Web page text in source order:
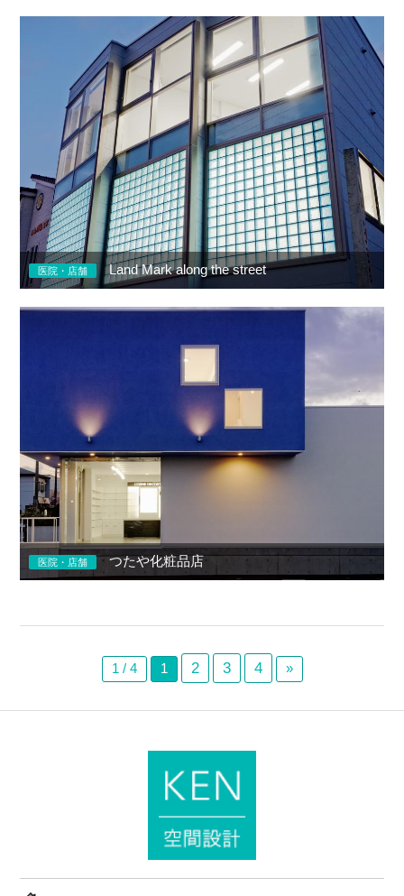
医院・店舗 Land Mark along the street
医院・店舗 つたや化粧品店
1 / 4 1 2 3 4 »